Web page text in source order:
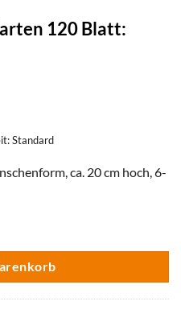
120 Blatt:
Standard
ca. 20 cm hoch, 6-